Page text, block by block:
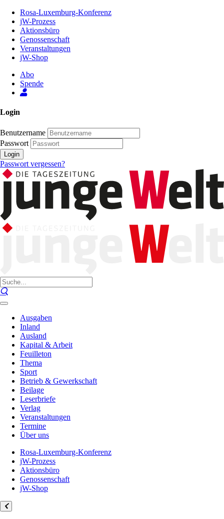
Inhalt
Seite
Rosa-Luxemburg-Konferenz
jW-Prozess
Aktionsbüro
Genossenschaft
Veranstaltungen
jW-Shop
Abo
Spende
Login
Benutzername
Passwort
Login
Passwort vergessen?
Ausgaben
Inland
Ausland
Kapital & Arbeit
Feuilleton
Thema
Sport
Betrieb & Gewerkschaft
Beilage
Leserbriefe
Verlag
Veranstaltungen
Termine
Über uns
Rosa-Luxemburg-Konferenz
jW-Prozess
Aktionsbüro
Genossenschaft
jW-Shop